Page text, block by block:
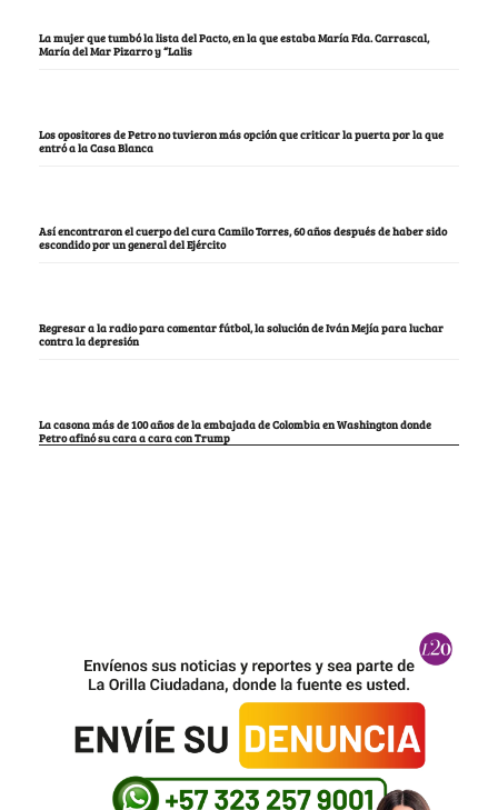
La mujer que tumbó la lista del Pacto, en la que estaba María Fda. Carrascal,
María del Mar Pizarro y “Lalis
Los opositores de Petro no tuvieron más opción que criticar la puerta por la que
entró a la Casa Blanca
Así encontraron el cuerpo del cura Camilo Torres, 60 años después de haber sido
escondido por un general del Ejército
Regresar a la radio para comentar fútbol, la solución de Iván Mejía para luchar
contra la depresión
La casona más de 100 años de la embajada de Colombia en Washington donde
Petro afinó su cara a cara con Trump